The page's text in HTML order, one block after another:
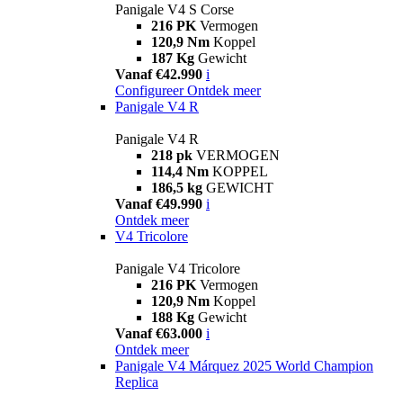
Panigale V4 S Corse
216 PK Vermogen
120,9 Nm Koppel
187 Kg Gewicht
Vanaf €42.990 i
Configureer Ontdek meer
Panigale V4 R
Panigale V4 R
218 pk VERMOGEN
114,4 Nm KOPPEL
186,5 kg GEWICHT
Vanaf €49.990 i
Ontdek meer
V4 Tricolore
Panigale V4 Tricolore
216 PK Vermogen
120,9 Nm Koppel
188 Kg Gewicht
Vanaf €63.000 i
Ontdek meer
Panigale V4 Márquez 2025 World Champion
Replica